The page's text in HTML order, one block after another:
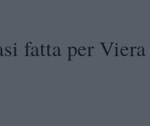
fatta per